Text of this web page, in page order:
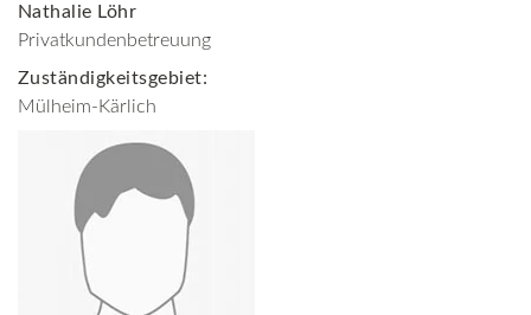
Nathalie Löhr
Privatkundenbetreuung
Zuständigkeitsgebiet:
Mülheim-Kärlich